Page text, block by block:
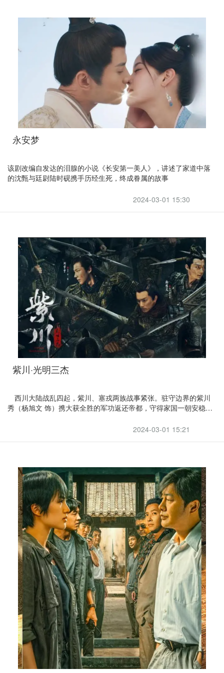
永安梦
该剧改编自发达的泪腺的小说《长安第一美人》，讲述了家道中落
的沈甄与廷尉陆时砚携手历经生死，终成眷属的故事
2024-03-01 15:30
紫川·光明三杰
西川大陆战乱四起，紫川、塞戎两族战事紧张。驻守边界的紫川
秀（杨旭文 饰）携大获全胜的军功返还帝都，守得家国一朝安稳。
轨，发起叛乱，紫川秀携结义兄弟帝林（刘宇宁 饰）、斯毅林（张
心爱的人、为了和平而奔赴战场，谱写出燃情又壮丽的故事。
2024-03-01 15:21